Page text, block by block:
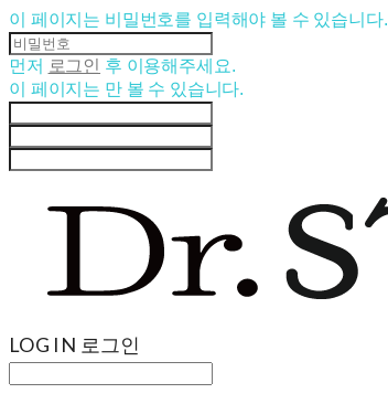
이 페이지는 비밀번호를 입력해야 볼 수 있습니다.
먼저 로그인
후 이용해주세요.
이 페이지는 만 볼 수 있습니다.
LOG IN 로그인